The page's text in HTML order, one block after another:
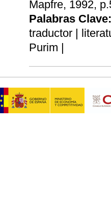
Mapfre, 1992,
Palabras Clave:
traductor |
Purim |